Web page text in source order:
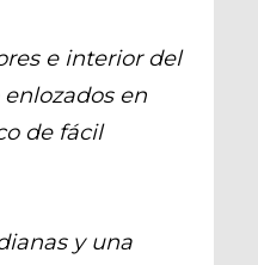
e interior del
en
de fácil
y una